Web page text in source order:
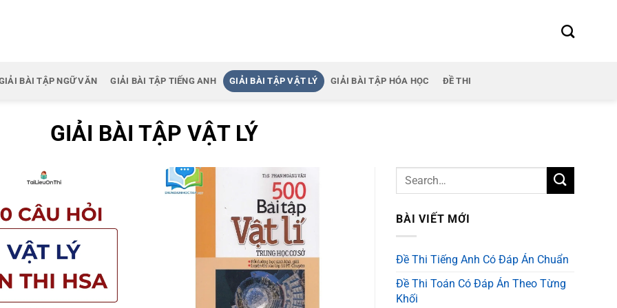
BÀI TẬP NGỮ VĂN GIẢI BÀI TẬP TIẾNG ANH GIẢI BÀI TẬP VẬT LÝ GIẢI BÀI TẬP HÓA HỌC ĐỀ THI
GIẢI BÀI TẬP VẬT LÝ
BÀI VIẾT MỚI
Đề Thi Tiếng Anh Có Đáp Án Chuẩn
Đề Thi Toán Có Đáp Án Theo Từng
Khối